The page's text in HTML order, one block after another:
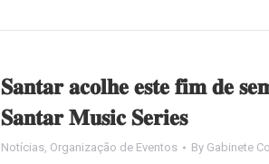
𝐒𝐚𝐧𝐭𝐚𝐫 𝐚𝐜𝐨𝐥𝐡𝐞 𝐞𝐬𝐭𝐞 𝐟𝐢𝐦 𝐝𝐞
𝐒𝐚𝐧𝐭𝐚𝐫 𝐌𝐮𝐬𝐢𝐜 𝐒𝐞𝐫𝐢𝐞𝐬
Notícias, Organização de Eventos By Gabinete